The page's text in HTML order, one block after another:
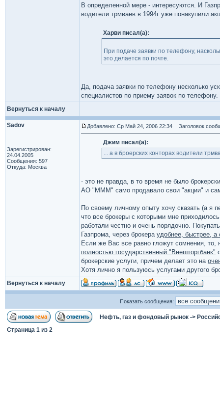
В определенной мере - интересуются. И
водители трмваев в 1994г уже понакупили
Харви писал(а):
При подаче заявки по телефону,
это делается по почте.
Да, подача заявки по телефону несколько
специалистов по приему заявок по
Вернуться к началу
Sadov
Зарегистрирован:
24.04.2005
Сообщения: 597
Откуда: Москва
Добавлено: Ср Май 24, 2006 22:34 Заголовок
Джим писал(а):
... а в броерских конторах водители
- это не правда, в то время не было
АО "МММ" само продавало свои "акции" и
По своему личному опыту хочу сказать (а я
что все брокеры с которыми мне приходилось
работали честно и очень порядочно.
Газпрома, через брокера удобнее, быстрее, а
Если же Вас все равно гложут сомнения, то,
полностью государственный "Внешторгбанк"
брокерские услуги, причем делает это на
Хотя лично я пользуюсь услугами другого
Вернуться к началу
Показать сообщения:
Нефть, газ и фондовый рынок ->
Страница 1 из 2